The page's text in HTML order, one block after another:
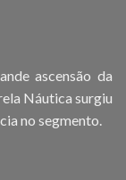
ascensão da
Náutica surgiu
no segmento.